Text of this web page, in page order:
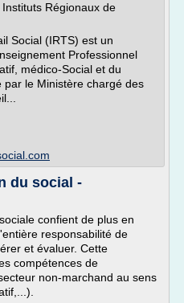
Régionaux de
Social (IRTS) est un
Professionnel
médico-Social et du
le Ministère chargé des
du social -
confient de plus en
responsabilité de
et évaluer. Cette
compétences de
non-marchand au sens